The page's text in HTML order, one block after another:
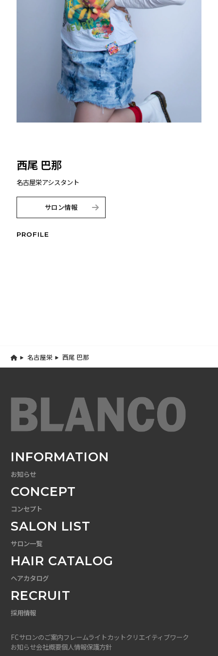
西尾 巴那
名古屋栄アシスタント
サロン情報
PROFILE
名古屋栄 西尾 巴那
INFORMATION
お知らせ
CONCEPT
コンセプト
SALON LIST
サロン一覧
HAIR CATALOG
ヘアカタログ
RECRUIT
採用情報
FCサロンのご案内フレームライトカットクリエイティブワーク
お知らせ会社概要個人情報保護方針